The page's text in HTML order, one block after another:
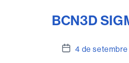
BCN3D
Data4 de